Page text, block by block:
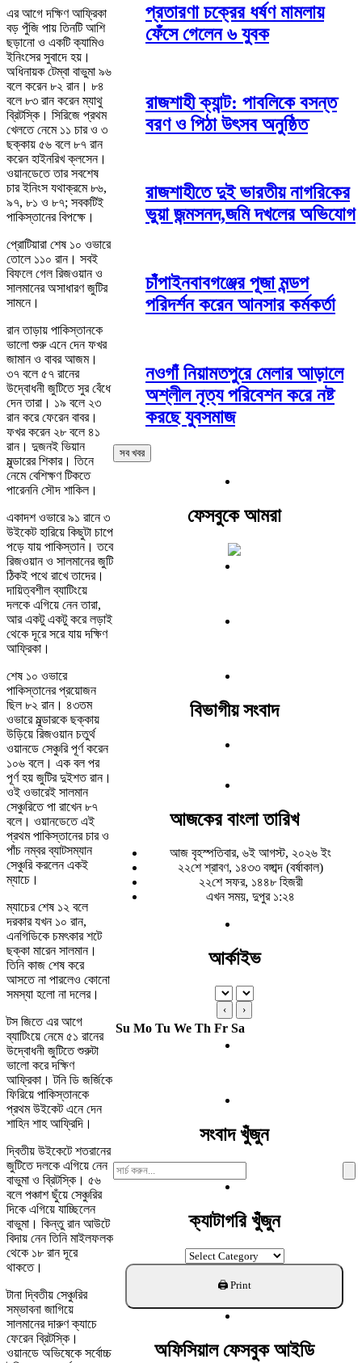
এর আগে দক্ষিণ আফ্রিকা
বড় পুঁজি পায় তিনটি আশি
ছড়ানো ও একটি ক্যামিও
ইনিংসের সুবাদে হয়।
অধিনায়ক টেম্বা বাভুমা ৯৬
বলে করেন ৮২ রান। ৮৪
বলে ৮৩ রান করেন ম্যাথু
ব্রিটস্কি। সিরিজে প্রথম
খেলতে নেমে ১১ চার ও ৩
ছক্কায় ৫৬ বলে ৮৭ রান
করেন হাইনরিখ ক্লসেন।
ওয়ানডেতে তার সবশেষ
চার ইনিংস যথাক্রমে ৮৬,
৯৭, ৮১ ও ৮৭; সবকটিই
পাকিস্তানের বিপক্ষে।
প্রোটিয়ারা শেষ ১০ ওভারে
তোলে ১১০ রান। সবই
বিফলে গেল রিজওয়ান ও
সালমানের অসাধারণ জুটির
সামনে।
রান তাড়ায় পাকিস্তানকে
ভালো শুরু এনে দেন ফখর
জামান ও বাবর আজম।
৩৭ বলে ৫৭ রানের
উদ্বোধনী জুটিতে সুর বেঁধে
দেন তারা। ১৯ বলে ২৩
রান করে ফেরেন বাবর।
ফখর করেন ২৮ বলে ৪১
রান। দুজনই ভিয়ান
মুল্ডারের শিকার। তিনে
নেমে বেশিক্ষণ টিকতে
পারেননি সৌদ শাকিল।
একাদশ ওভারে ৯১ রানে ৩
উইকেট হারিয়ে কিছুটা চাপে
পড়ে যায় পাকিস্তান। তবে
রিজওয়ান ও সালমানের জুটি
ঠিকই পথে রাখে তাদের।
দায়িত্বশীল ব্যাটিংয়ে
দলকে এগিয়ে নেন তারা,
আর একটু একটু করে লড়াই
থেকে দূরে সরে যায় দক্ষিণ
আফ্রিকা।
শেষ ১০ ওভারে
পাকিস্তানের প্রয়োজন
ছিল ৮২ রান। ৪৩তম
ওভারে মুল্ডারকে ছক্কায়
উড়িয়ে রিজওয়ান চতুর্থ
ওয়ানডে সেঞ্চুরি পূর্ণ করেন
১০৬ বলে। এক বল পর
পূর্ণ হয় জুটির দুইশত রান।
ওই ওভারেই সালমান
সেঞ্চুরিতে পা রাখেন ৮৭
বলে। ওয়ানডেতে এই
প্রথম পাকিস্তানের চার ও
পাঁচ নম্বর ব্যাটসম্যান
সেঞ্চুরি করলেন একই
ম্যাচে।
ম্যাচের শেষ ১২ বলে
দরকার যখন ১০ রান,
এনগিডিকে চমৎকার শটে
ছক্কা মারেন সালমান।
তিনি কাজ শেষ করে
আসতে না পারলেও কোনো
সমস্যা হলো না দলের।
টস জিতে এর আগে
ব্যাটিংয়ে নেমে ৫১ রানের
উদ্বোধনী জুটিতে শুরুটা
ভালো করে দক্ষিণ
আফ্রিকা। টনি ডি জর্জিকে
ফিরিয়ে পাকিস্তানকে
প্রথম উইকেট এনে দেন
শাহিন শাহ আফ্রিদি।
দ্বিতীয় উইকেটে শতরানের
জুটিতে দলকে এগিয়ে নেন
বাভুমা ও ব্রিটস্কি। ৫৬
বলে পঞ্চাশ ছুঁয়ে সেঞ্চুরির
দিকে এগিয়ে যাচ্ছিলেন
বাভুমা। কিন্তু রান আউটে
বিদায় নেন তিনি মাইলফলক
থেকে ১৮ রান দূরে
থাকতে।
টানা দ্বিতীয় সেঞ্চুরির
সম্ভাবনা জাগিয়ে
সালমানের দারুণ ক্যাচে
ফেরেন ব্রিটস্কি।
ওয়ানডে অভিষেকে সর্বোচ্চ
প্রতারণা চক্রের ধর্ষণ মামলায়
ফেঁসে গেলেন ৬ যুবক
রাজশাহী ক্যান্ট: পাবলিকে বসন্ত
বরণ ও পিঠা উৎসব অনুষ্ঠিত
রাজশাহীতে দুই ভারতীয় নাগরিকের
ভুয়া জন্মসনদ,জমি দখলের অভিযোগ
চাঁপাইনবাবগঞ্জের পূজা মন্ডপ
পরিদর্শন করেন আনসার কর্মকর্তা
নওগাঁ নিয়ামতপুরে মেলার আড়ালে
অশ্লীল নৃত্য পরিবেশন করে নষ্ট
করছে যুবসমাজ
সব খবর
ফেসবুকে আমরা
বিভাগীয় সংবাদ
আজকের বাংলা তারিখ
আজ বৃহস্পতিবার, ৬ই আগস্ট, ২০২৬ ইং
২২শে শ্রাবণ, ১৪৩৩ বঙ্গাব্দ (বর্ষাকাল)
২২শে সফর, ১৪৪৮ হিজরী
এখন সময়, দুপুর ১:২৪
আর্কাইভ
‹ ›
Su Mo Tu We Th Fr Sa
সংবাদ খুঁজুন
Search
For:
ক্যাটাগরি খুঁজুন
ক্যাটাগরি
খুঁজুন
অফিসিয়াল ফেসবুক আইডি